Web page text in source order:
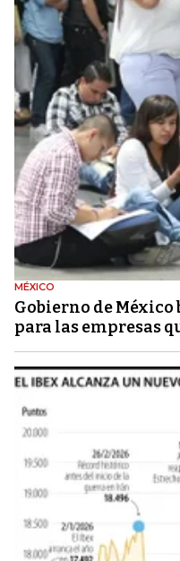
MÉXICO
Gobierno de
para las empresas